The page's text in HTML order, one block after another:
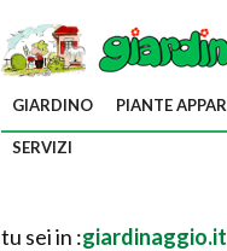
GIARDINO PIANTE
SERVIZI
tu sei in :giardinaggio.it